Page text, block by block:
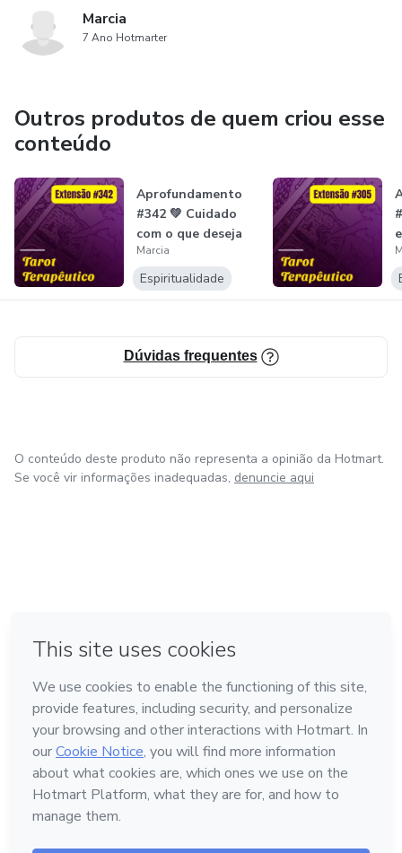
Marcia
7 Ano Hotmarter
Outros produtos de quem criou esse
conteúdo
Aprofundamento
#342 💚 Cuidado
com o que deseja
Você merece...
Marcia
Espiritualidade
Dúvidas frequentes
O conteúdo deste produto não representa a opinião da Hotmart.
Se você vir informações inadequadas, denuncie aqui
Feito com ❤ na Cidade do México
Conheça a Hotmart
Idioma
Português